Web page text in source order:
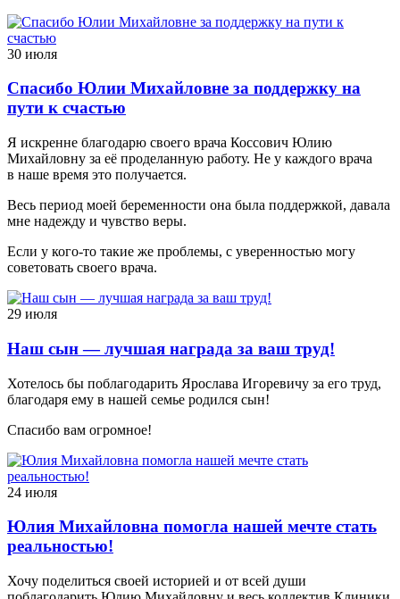
30 июля
Спасибо Юлии Михайловне за поддержку на
пути к счастью
Я искренне благодарю своего врача Коссович Юлию
Михайловну за её проделанную работу. Не у каждого врача
в наше время это получается.
Весь период моей беременности она была поддержкой, давала
мне надежду и чувство веры.
Если у кого-то такие же проблемы, с уверенностью могу
советовать своего врача.
29 июля
Наш сын — лучшая награда за ваш труд!
Хотелось бы поблагодарить Ярослава Игоревичу за его труд,
благодаря ему в нашей семье родился сын!
Спасибо вам огромное!
24 июля
Юлия Михайловна помогла нашей мечте стать
реальностью!
Хочу поделиться своей историей и от всей души